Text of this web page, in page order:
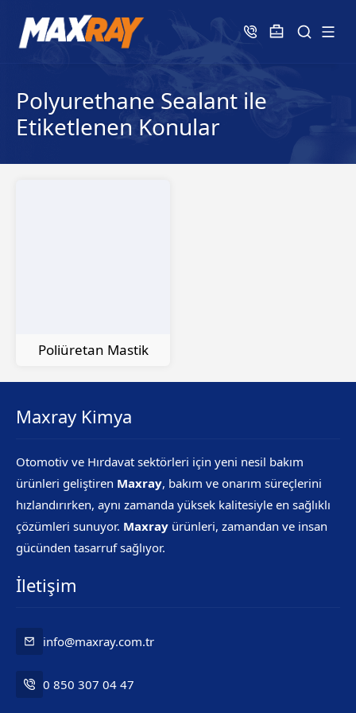
Polyurethane Sealant ile
Etiketlenen Konular
Poliüretan Mastik
Maxray Kimya
Otomotiv ve Hırdavat sektörleri için yeni nesil bakım
ürünleri geliştiren Maxray, bakım ve onarım süreçlerini
hızlandırırken, aynı zamanda yüksek kalitesiyle en sağlıklı
çözümleri sunuyor. Maxray ürünleri, zamandan ve insan
gücünden tasarruf sağlıyor.
İletişim
info@maxray.com.tr
0 850 307 04 47